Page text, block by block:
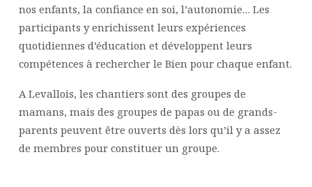
nos enfants, la confiance en soi, l’autonomie… Les
participants y enrichissent leurs expériences
quotidiennes d’éducation et développent leurs
compétences à rechercher le Bien pour chaque enfant.
A Levallois, les chantiers sont des groupes de
mamans, mais des groupes de papas ou de grands-
parents peuvent être ouverts dès lors qu’il y a assez
de membres pour constituer un groupe.